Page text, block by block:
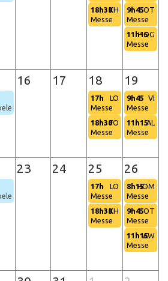
18h30XH
Messe
9h45OT
Messe
11h15
HOG
Messe
16 17 18 19
(Hognoul)
17h
LO
Messe
9h45 VI
Messe
18h30FO
Messe
11h15AL
Messe
23 24 25 26
(Hognoul)
17h
LO
Messe
8h15HOM
Messe
18h30XH
Messe
9h45OT
Messe
de Loncin
11h15AW
Messe